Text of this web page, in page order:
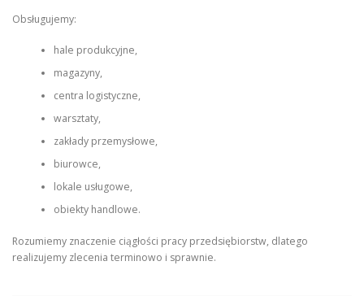
Obsługujemy:
hale produkcyjne,
magazyny,
centra logistyczne,
warsztaty,
zakłady przemysłowe,
biurowce,
lokale usługowe,
obiekty handlowe.
Rozumiemy znaczenie ciągłości pracy przedsiębiorstw, dlatego
realizujemy zlecenia terminowo i sprawnie.